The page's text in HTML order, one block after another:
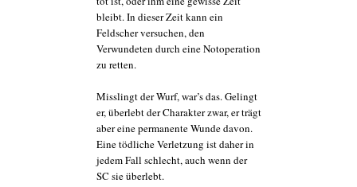
bleibt. In dieser Zeit kann ein
Feldscher versuchen, den
Verwundeten durch eine Notoperation
zu retten.
Misslingt der Wurf, war’s das. Gelingt
er, überlebt der Charakter zwar, er trägt
aber eine permanente Wunde davon.
Eine tödliche Verletzung ist daher in
jedem Fall schlecht, auch wenn der
SC sie überlebt.